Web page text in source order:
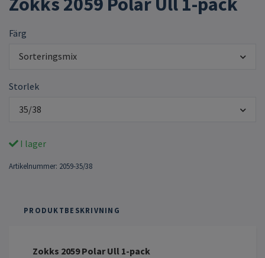
Färg
Sorteringsmix
Storlek
35/38
I lager
Artikelnummer: 2059-35/38
PRODUKTBESKRIVNING
Zokks 2059 Polar Ull 1-pack